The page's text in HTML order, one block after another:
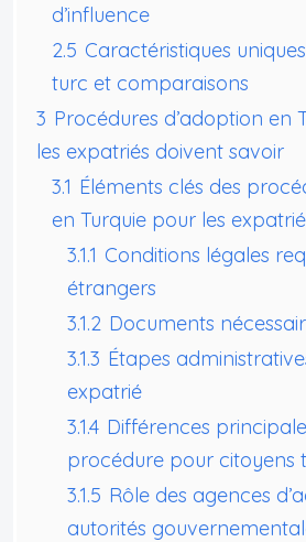
d’influence
2.5 Caractéristiques
turc et comparaisons
3 Procédures d’adoption en
les expatriés doivent savoir
3.1 Éléments clés des
en Turquie pour les
3.1.1 Conditions légales
étrangers
3.1.2 Documents
3.1.3 Étapes
expatrié
3.1.4 Différences
procédure pour citoyens
3.1.5 Rôle des agences
autorités